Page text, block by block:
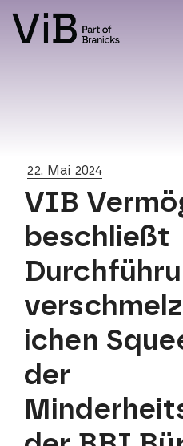
22. Mai 2024
VIB
beschließt
ichen
der